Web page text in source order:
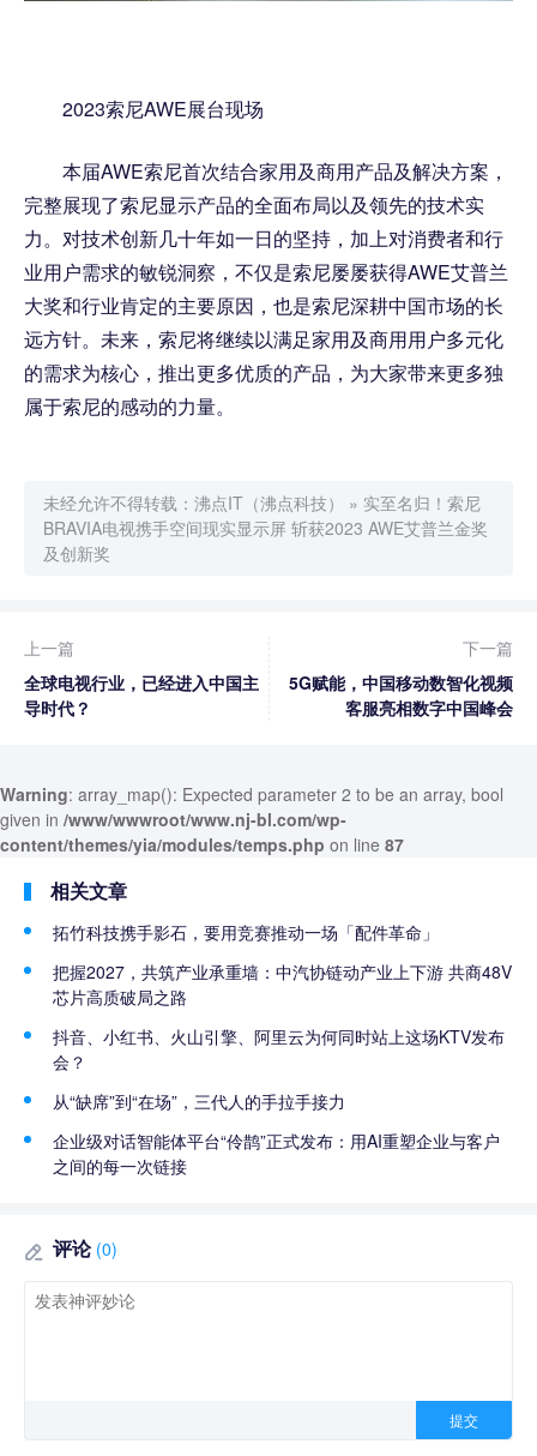
2023索尼AWE展台现场
本届AWE索尼首次结合家用及商用产品及解决方案，
完整展现了索尼显示产品的全面布局以及领先的技术实
力。对技术创新几十年如一日的坚持，加上对消费者和行
业用户需求的敏锐洞察，不仅是索尼屡屡获得AWE艾普兰
大奖和行业肯定的主要原因，也是索尼深耕中国市场的长
远方针。未来，索尼将继续以满足家用及商用用户多元化
的需求为核心，推出更多优质的产品，为大家带来更多独
属于索尼的感动的力量。
未经允许不得转载： 沸点IT（沸点科技） » 实至名归！索尼
BRAVIA电视携手空间现实显示屏 斩获2023 AWE艾普兰金奖
及创新奖
上一篇
全球电视行业，已经进入中国主
导时代？
下一篇
5G赋能，中国移动数智化视频
客服亮相数字中国峰会
Warning: array_map(): Expected parameter 2 to be an array, bool
given in /www/wwwroot/www.nj-bl.com/wp-
content/themes/yia/modules/temps.php on line 87
相关文章
拓竹科技携手影石，要用竞赛推动一场「配件革命」
把握2027，共筑产业承重墙：中汽协链动产业上下游 共商48V
芯片高质破局之路
抖音、小红书、火山引擎、阿里云为何同时站上这场KTV发布
会？
从“缺席”到“在场”，三代人的手拉手接力
企业级对话智能体平台“伶鹊”正式发布：用AI重塑企业与客户
之间的每一次链接
评论 (0)